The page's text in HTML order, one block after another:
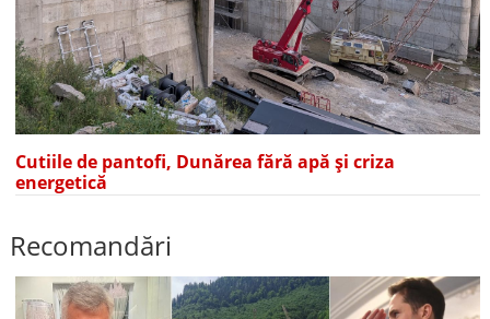
Cutiile de pantofi, Dunărea fără apă și criza
energetică
Recomandări